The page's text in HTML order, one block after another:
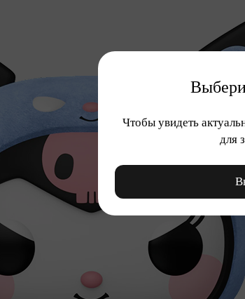
Чтобы увидеть
для